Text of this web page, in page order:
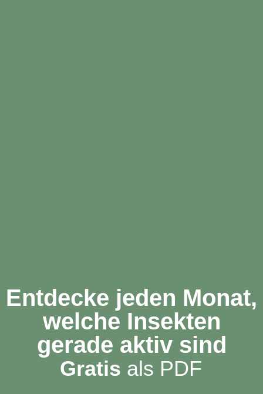
Entdecke jeden Monat,
welche Insekten
gerade aktiv sind
Gratis als PDF